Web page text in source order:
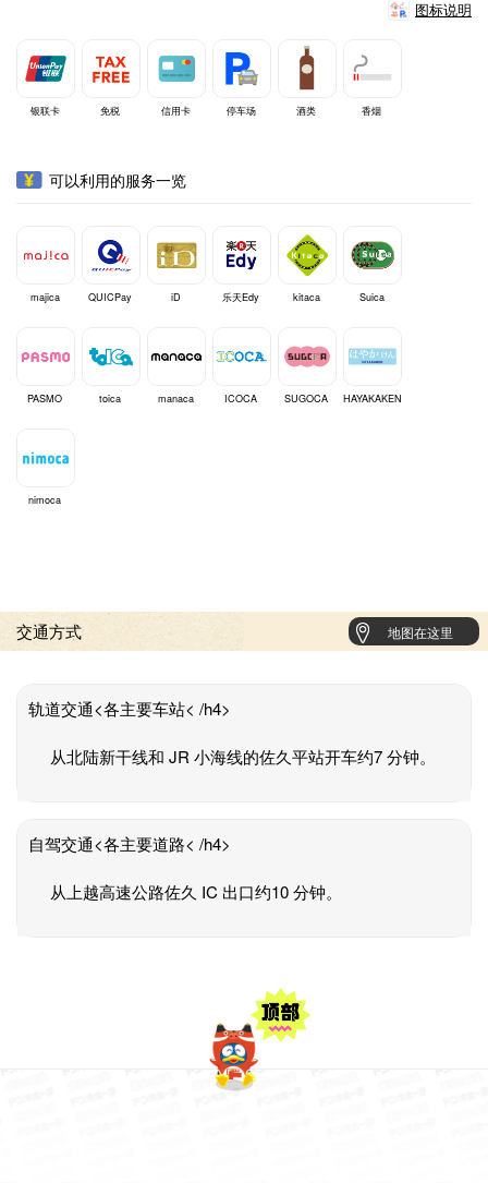
图标说明
银联卡 免税 信用卡 停车场 酒类 香烟
可以利用的服务一览
majica QUICPay iD 乐天Edy kitaca Suica
PASMO toica manaca ICOCA SUGOCA HAYAKAKEN
nimoca
交通方式 地图在这里
轨道交通<各主要车站< /h4>
从北陆新干线和 JR 小海线的佐久平站开车约7 分钟。
自驾交通<各主要道路< /h4>
从上越高速公路佐久 IC 出口约10 分钟。